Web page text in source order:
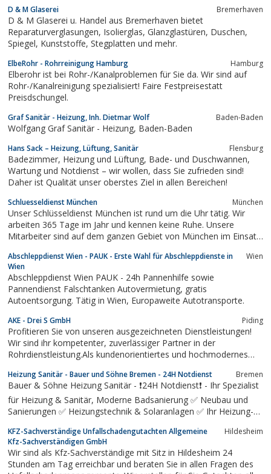
D & M Glaserei Bremerhaven
D & M Glaserei u. Handel aus Bremerhaven bietet
Reparaturverglasungen, Isolierglas, Glanzglastüren, Duschen,
Spiegel, Kunststoffe, Stegplatten und mehr.
ElbeRohr - Rohrreinigung Hamburg Hamburg
Elberohr ist bei Rohr-/Kanalproblemen für Sie da. Wir sind auf
Rohr-/Kanalreinigung spezialisiert! Faire Festpreisestatt
Preisdschungel.
Graf Sanitär - Heizung, Inh. Dietmar Wolf Baden-Baden
Wolfgang Graf Sanitär - Heizung, Baden-Baden
Hans Sack – Heizung, Lüftung, Sanitär Flensburg
Badezimmer, Heizung und Lüftung, Bade- und Duschwannen,
Wartung und Notdienst – wir wollen, dass Sie zufrieden sind!
Daher ist Qualität unser oberstes Ziel in allen Bereichen!
Schluesseldienst München München
Unser Schlüsseldienst München ist rund um die Uhr tätig. Wir
arbeiten 365 Tage im Jahr und kennen keine Ruhe. Unsere
Mitarbeiter sind auf dem ganzen Gebiet von München im Einsatz.
schnell. Meistens müssen Sie nur 15-20 Minuten warten.Wenn
Sie nachts schleunigst einen...
Abschleppdienst Wien - PAUK - Erste Wahl für Abschleppdienste in
Wien
Wien
Abschleppdienst Wien PAUK - 24h Pannenhilfe sowie
Pannendienst Falschtanken Autovermietung, gratis
Autoentsorgung. Tätig in Wien, Europaweite Autotransporte.
AKE - Drei S GmbH Piding
Profitieren Sie von unseren ausgezeichneten Dienstleistungen!
Wir sind ihr kompetenter, zuverlässiger Partner in der
Rohrdienstleistung.Als kundenorientiertes und hochmodernes
Entwässerungsanlagen schnellstmöglich und effizient zu
erledigen.
Heizung Sanitär - Bauer und Söhne Bremen - 24H Notdienst Bremen
Bauer & Söhne Heizung Sanitär - ❗24H Notdienst❗ - Ihr Spezialist
für Heizung & Sanitär, Moderne Badsanierung ✅ Neubau und
Sanierungen ✅ Heizungstechnik & Solaranlagen ✅ Ihr Heizung-
KFZ-Sachverständige Unfallschadengutachten Allgemeine
Kfz-Sachverständigen GmbH
Hildesheim
Wir sind als Kfz-Sachverständige mit Sitz in Hildesheim 24
Stunden am Tag erreichbar und beraten Sie in allen Fragen des